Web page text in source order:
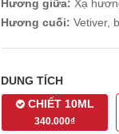
Hương giữa: Xạ
Hương cuối: Vetiver,
DUNG TÍCH
CHIẾT 10ML
340.000₫